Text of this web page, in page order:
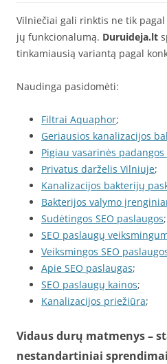
Vilniečiai gali rinktis ne tik
jų funkcionalumą. Duruideja.lt
tinkamiausią variantą pagal
Naudinga pasidomėti:
Filtrai Aquaphor;
Geriausios kanalizacijos
Pigiau vasarinės
Privatus darželis Vilniuje;
Kanalizacijos bakterijų
Bakterijos valymo
Sudėtingos SEO paslaugos;
SEO paslaugų
Veiksmingos SEO
Apie SEO paslaugas;
SEO paslaugų kainos;
Kanalizacijos priežiūra;
Vidaus durų matmenys –
nestandartiniai sprendimai